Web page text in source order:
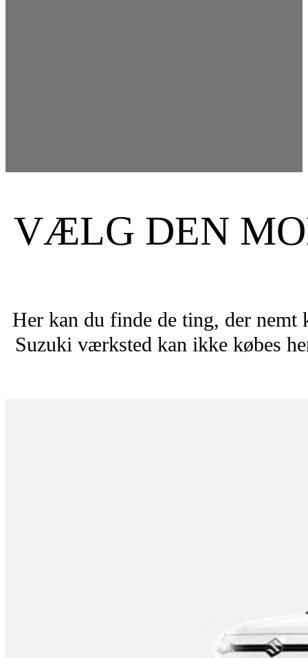
VÆLG DEN
Her kan du finde de ting, der
Suzuki værksted kan ikke købes